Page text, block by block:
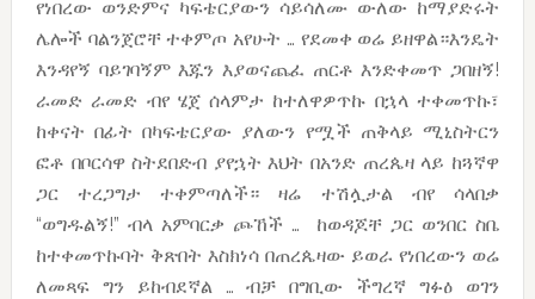
የነበረው ወንድምና ካፍቴርያውን ሳይሳለሙ ውለው ከማያድሩት
ሌሎች ባልንጀሮቸ ተቀምጦ አየሁት … የደመቀ ወሬ ይዘዋል።እንዴት
እንዳየኝ ባይገባኝም እጁን እያወናጨፈ ጠርቶ እንድቀመጥ ጋበዘኝ!
ራመድ ራመድ ብየ ሄጀ ሰላምታ ከተለዋዎጥኩ በኋላ ተቀመጥኩ፣
ከቀናት በፊት በካፍቴርያው ያለውን የሟች ጠቅላይ ሚኒስትርን
ፎቶ በቦርሳዋ ስትደበድብ ያየኋት እህት በአንድ ጠረጴዛ ላይ ከጓኛዋ
ጋር ተረጋግታ ተቀምጣለች። ዛሬ ተሽሏታል ብየ ሳላበቃ
“ወግዱልኝ!” ብላ አምባርቃ ጮኸች … ከወዳጆቸ ጋር ወንበር ስቤ
ከተቀመጥኩባት ቅጽበት እስክነሳ በጠረጴዛው ይወራ የነበረውን ወሬ
ለመጻፍ ግን ይከብደኛል … ብቻ በግቢው ችግረኛ ግፉዕ ወገን